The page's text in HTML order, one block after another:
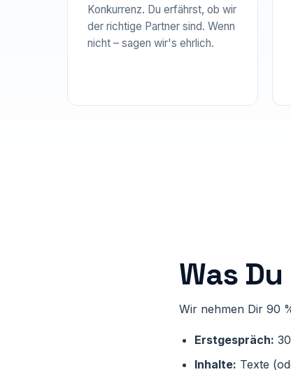
Konkurrenz. Du erfährst, ob wir
der richtige Partner sind. Wenn
nicht – sagen wir's ehrlich.
Was
Wir nehmen Dir 90
Erstgespräch:
Inhalte: Texte